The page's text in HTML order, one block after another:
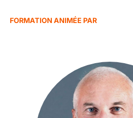
FORMATION ANIMÉE PAR